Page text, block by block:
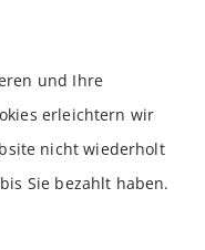
und Ihre
erleichtern wir
nicht wiederholt
Sie bezahlt haben.